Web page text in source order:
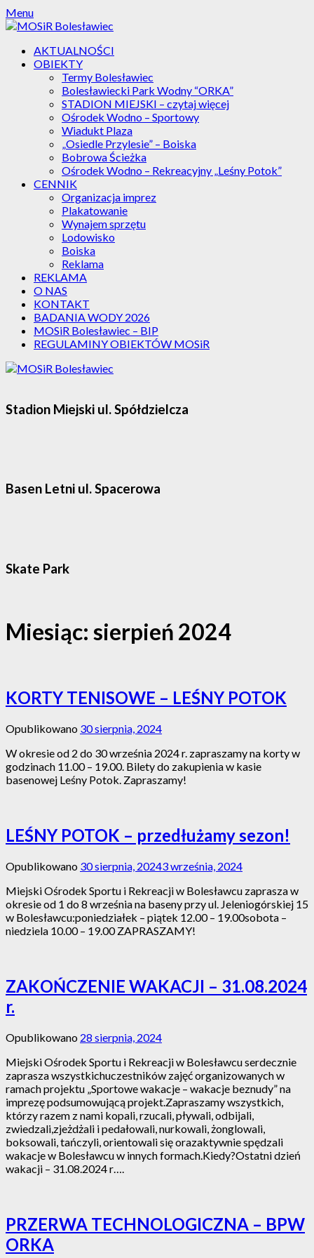
Skip
to
Menu
AKTUALNOŚCI
OBIEKTY
Termy Bolesławiec
Bolesławiecki Park Wodny “ORKA”
STADION MIEJSKI – czytaj więcej
Ośrodek Wodno – Sportowy
Wiadukt Plaza
„Osiedle Przylesie” – Boiska
Bobrowa Ścieżka
Ośrodek Wodno – Rekreacyjny „Leśny Potok”
CENNIK
Organizacja imprez
Plakatowanie
Wynajem sprzętu
Lodowisko
Boiska
Reklama
REKLAMA
O NAS
KONTAKT
BADANIA WODY 2026
MOSiR Bolesławiec – BIP
REGULAMINY OBIEKTÓW MOSiR
Stadion Miejski ul. Spółdzielcza
Basen Letni ul. Spacerowa
Skate Park
Miesiąc: sierpień 2024
KORTY TENISOWE – LEŚNY POTOK
Opublikowano 30 sierpnia, 2024
W okresie od 2 do 30 września 2024 r. zapraszamy na korty w
godzinach 11.00 – 19.00. Bilety do zakupienia w kasie
basenowej Leśny Potok. Zapraszamy!
LEŚNY POTOK – przedłużamy sezon!
Opublikowano 30 sierpnia, 20243 września, 2024
Miejski Ośrodek Sportu i Rekreacji w Bolesławcu zaprasza w
okresie od 1 do 8 września na baseny przy ul. Jeleniogórskiej 15
w Bolesławcu:poniedziałek – piątek 12.00 – 19.00sobota –
niedziela 10.00 – 19.00 ZAPRASZAMY!
ZAKOŃCZENIE WAKACJI – 31.08.2024
r.
Opublikowano 28 sierpnia, 2024
Miejski Ośrodek Sportu i Rekreacji w Bolesławcu serdecznie
zaprasza wszystkichuczestników zajęć organizowanych w
ramach projektu „Sportowe wakacje – wakacje beznudy” na
imprezę podsumowującą projekt.Zapraszamy wszystkich,
którzy razem z nami kopali, rzucali, pływali, odbijali,
zwiedzali,zjeżdżali i pedałowali, nurkowali, żonglowali,
boksowali, tańczyli, orientowali się orazaktywnie spędzali
wakacje w Bolesławcu w innych formach.Kiedy?Ostatni dzień
wakacji – 31.08.2024 r….
PRZERWA TECHNOLOGICZNA – BPW
ORKA